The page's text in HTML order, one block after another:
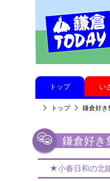
トップ い
トップ 鎌倉好き
鎌倉好き
★小春日和の北